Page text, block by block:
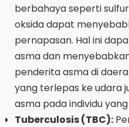
berbahaya seperti
oksida dapat
pernapasan. Hal ini
asma dan
penderita asma di
yang terlepas ke udara
asma pada individu
Tuberculosis (TBC):